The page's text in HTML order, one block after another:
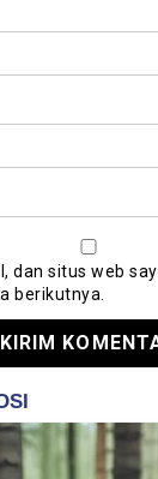
dan situs web
berikutnya.